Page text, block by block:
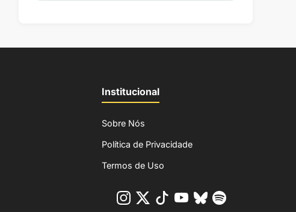
Institucional
Sobre Nós
Política de Privacidade
Termos de Uso